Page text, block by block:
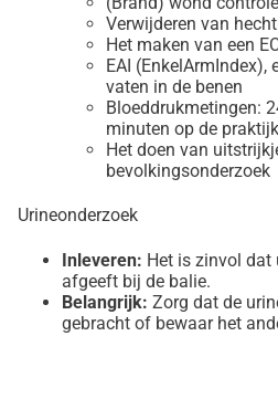
Verwijderen van
Het maken van een
EAI (EnkelArmIndex),
vaten in de benen
Bloeddrukmetingen:
minuten op de praktijk
Het doen van
bevolkingsonderzoek
Urineonderzoek
Inleveren: Het is zinvol dat
afgeeft bij de balie.
Belangrijk: Zorg dat de
gebracht of bewaar het